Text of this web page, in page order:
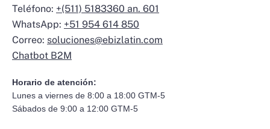
Teléfono: +(511) 5183360 an. 601
WhatsApp: +51 954 614 850
Correo: soluciones@ebizlatin.com
Chatbot B2M
Horario de atención:
Lunes a viernes de 8:00 a 18:00 GTM-5
Sábados de 9:00 a 12:00 GTM-5